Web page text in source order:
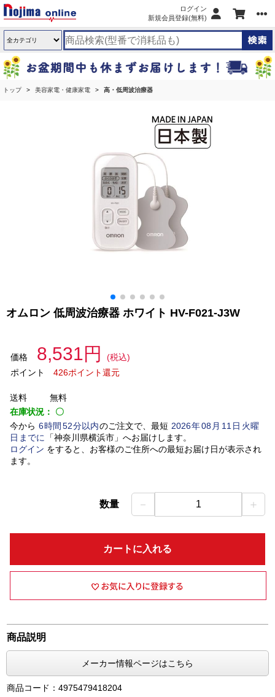
ログイン
新規会員登録(無料)
トップ 美容家電・健康家電 高・低周波治療器
オムロン 低周波治療器 ホワイト HV-F021-J3W
価格 8,531円
(税込)
ポイント
426ポイント還元
送料
無料
在庫状況： 〇
今から 6時間 52分以内のご注文で、最短 2026年08 月 11 日火曜
日 までに 「神奈川県横浜市」 へお届けします。
ログイン をすると、お客様のご住所への最短お届け日が表示され
ます。
数量 － 1 ＋
カートに入れる
商品説明
メーカー情報ページはこちら
商品コード：4975479418204